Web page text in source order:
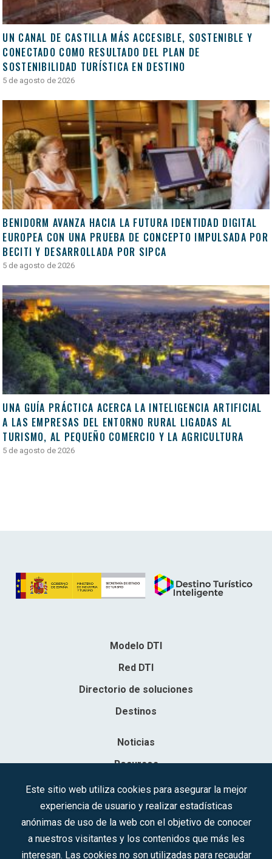
UN CANAL DE CASTILLA MÁS ACCESIBLE, SOSTENIBLE Y
CONECTADO COMO RESULTADO DEL PLAN DE
SOSTENIBILIDAD TURÍSTICA EN DESTINO
5 de agosto de 2026
BENIDORM AVANZA HACIA LA FUTURA IDENTIDAD DIGITAL
EUROPEA CON UNA PRUEBA DE CONCEPTO IMPULSADA POR
BECITI Y DESARROLLADA POR SIPCA
5 de agosto de 2026
UNA GUÍA PRÁCTICA ACERCA LA INTELIGENCIA ARTIFICIAL
A LAS EMPRESAS DEL ENTORNO RURAL LIGADAS AL
TURISMO, AL PEQUEÑO COMERCIO Y LA AGRICULTURA
5 de agosto de 2026
Modelo DTI
Red DTI
Directorio de soluciones
Destinos
Noticias
Recursos
Contacto
Sociedad Mercantil Estatal para la Gestión de la Innovación y las
Este sitio web utiliza cookies para asegurar la mejor
experiencia de usuario y realizar estadísticas
anónimas de uso de la web con el objetivo de conocer
a nuestros visitantes y los contenidos que más les
interesan. Las cookies no son utilizadas para recaudar